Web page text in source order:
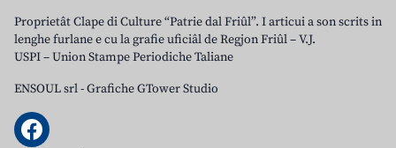
Proprietât Clape di Culture “Patrie dal Friûl”. I articui a son scrits in
lenghe furlane e cu la grafie uficiâl de Regjon Friûl – V.J.
USPI – Union Stampe Periodiche Taliane
ENSOUL srl-Grafiche GTower Studio